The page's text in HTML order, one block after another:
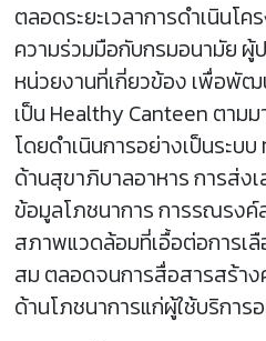
ตลอดระยะเวลาการดำเนินโ
ความร่วมมือกับกรมอนามัย ผู้
หน่วยงานที่เกี่ยวข้อง เพื่อพัฒ
เป็น Healthy Canteen ตาม
โดยดำเนินการอย่างเป็นระบ
ด้านสุขาภิบาลอาหาร การส่ง
ข้อมูลโภชนาการ การรณรงค์
สภาพแวดล้อมที่เอื้อต่อการเลื
สม ตลอดจนการสื่อสารสร้าง
ด้านโภชนาการแก่ผู้ใช้บริการ